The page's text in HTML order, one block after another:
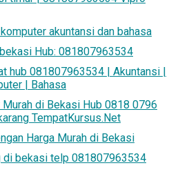
akuntansi dan bahasa
Hub: 081807963534
hub 081807963534 | Akuntansi |
| Bahasa
di Bekasi Hub 0818 0796
TempatKursus.Net
Harga Murah di Bekasi
di bekasi telp 081807963534